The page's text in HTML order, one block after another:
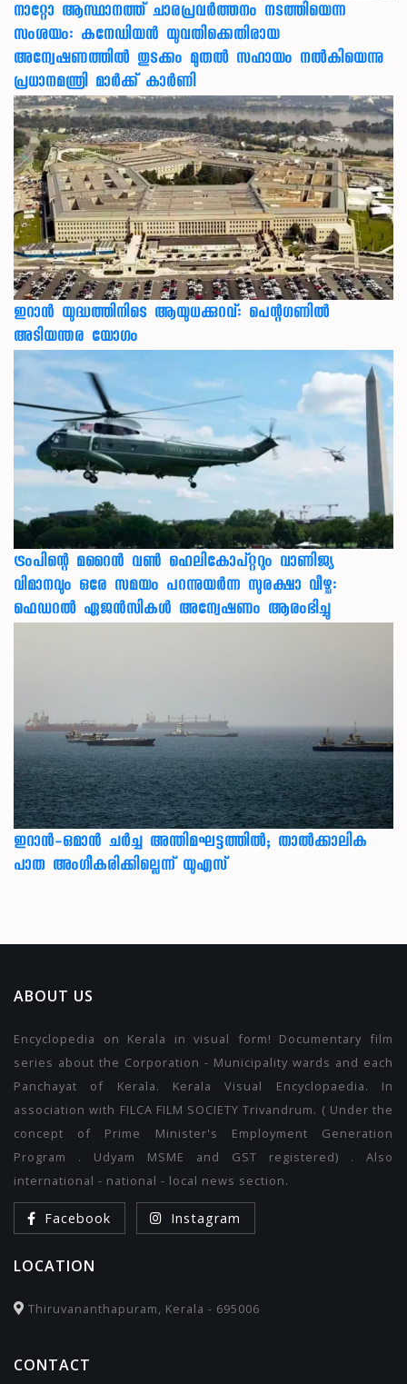
നാറ്റോ ആസ്ഥാനത്ത് ചാരപ്രവര്‍ത്തനം നടത്തിയെന്ന
സംശയം: കനേഡിയന്‍ യുവതിക്കെതിരായ
അന്വേഷണത്തില്‍ തുടക്കം മുതല്‍ സഹായം നല്‍കിയെന്നു
പ്രധാനമന്ത്രി മാര്‍ക്ക് കാര്‍ണി
ഇറാന്‍ യുദ്ധത്തിനിടെ ആയുധക്കുറവ്: പെന്റഗണില്‍
അടിയന്തര യോഗം
ട്രംപിന്റെ മറൈന്‍ വണ്‍ ഹെലികോപ്റ്ററും വാണിജ്യ
വിമാനവും ഒരേ സമയം പറന്നുയര്‍ന്ന സുരക്ഷാ വീഴ്ച:
ഫെഡറല്‍ ഏജന്‍സികള്‍ അന്വേഷണം ആരംഭിച്ചു
ഇറാന്‍-ഒമാന്‍ ചര്‍ച്ച അന്തിമഘട്ടത്തില്‍; താല്‍ക്കാലിക
പാത അംഗീകരിക്കില്ലെന്ന് യുഎസ്
ABOUT US
Encyclopedia on Kerala in visual form! Documentary film
series about the Corporation - Municipality wards and each
Panchayat of Kerala. Kerala Visual Encyclopaedia. In
association with FILCA FILM SOCIETY Trivandrum. ( Under the
concept of Prime Minister's Employment Generation
Program . Udyam MSME and GST registered) . Also
international - national - local news section.
Facebook Instagram
LOCATION
Thiruvananthapuram, Kerala - 695006
CONTACT